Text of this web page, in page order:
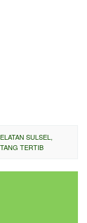
SULSEL,
TERTIB